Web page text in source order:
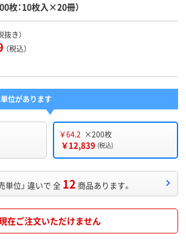
枚：10枚入×20冊）
抜き）
（税込）
位があります
￥64.2 ×200枚
￥12,839 (税込)
売単位」 違いで 全 12 商品あります。
在ご注文いただけません